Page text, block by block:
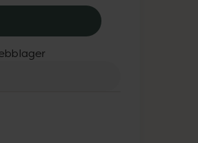
Parodontax Complete